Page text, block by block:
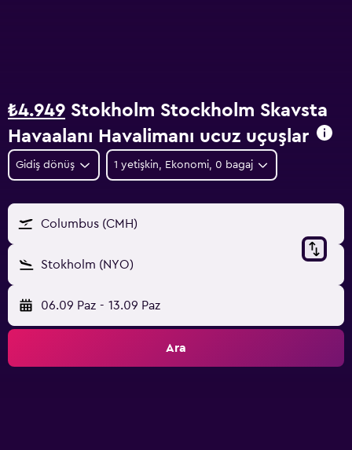
₺4.949 Stokholm Stockholm Skavsta
Havaalanı Havalimanı ucuz uçuşlar
Gidiş dönüş 1 yetişkin, Ekonomi, 0 bagaj
Columbus (CMH)
Stokholm (NYO)
06.09 Paz - 13.09 Paz
Ara